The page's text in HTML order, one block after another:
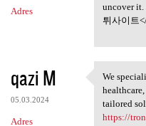
Adres
uncover it.
튀사이트
qazi M
05.03.2024
Adres
We
We
tailored
https://